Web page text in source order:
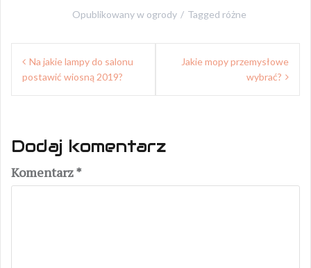
Opublikowany w ogrody Tagged różne
Nawigacja
wpisu
Na jakie lampy do salonu
postawić wiosną 2019?
Jakie mopy przemysłowe
wybrać?
Dodaj komentarz
Komentarz*